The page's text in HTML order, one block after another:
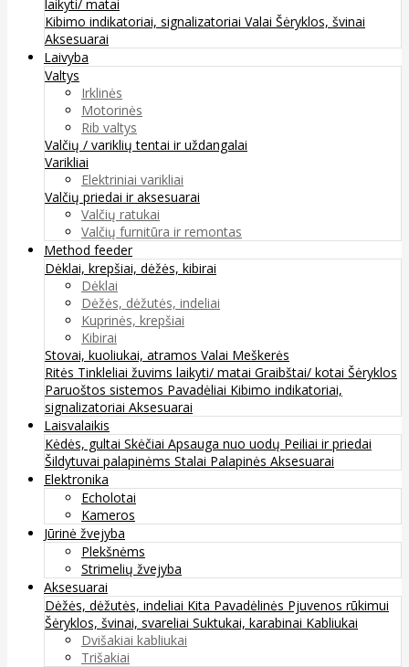
laikyti/ matai
Kibimo indikatoriai, signalizatoriai Valai Šėryklos, švinai
Aksesuarai
Laivyba
Valtys
Irklinės
Motorinės
Rib valtys
Valčių / variklių tentai ir uždangalai
Varikliai
Elektriniai varikliai
Valčių priedai ir aksesuarai
Valčių ratukai
Valčių furnitūra ir remontas
Method feeder
Dėklai, krepšiai, dėžės, kibirai
Dėklai
Dėžės, dėžutės, indeliai
Kuprinės, krepšiai
Kibirai
Stovai, kuoliukai, atramos Valai Meškerės
Ritės Tinkleliai žuvims laikyti/ matai Graibštai/ kotai Šėryklos
Paruoštos sistemos Pavadėliai Kibimo indikatoriai,
signalizatoriai Aksesuarai
Laisvalaikis
Kėdės, gultai Skėčiai Apsauga nuo uodų Peiliai ir priedai
Šildytuvai palapinėms Stalai Palapinės Aksesuarai
Elektronika
Echolotai
Kameros
Jūrinė žvejyba
Plekšnėms
Strimelių žvejyba
Aksesuarai
Dėžės, dėžutės, indeliai Kita Pavadėlinės Pjuvenos rūkimui
Šėryklos, švinai, svareliai Suktukai, karabinai Kabliukai
Dvišakiai kabliukai
Trišakiai